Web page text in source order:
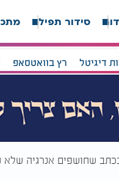
סידור תפילה
דיגיטל רץ בוואטסאפ
שחושפים אנרגיה שלא